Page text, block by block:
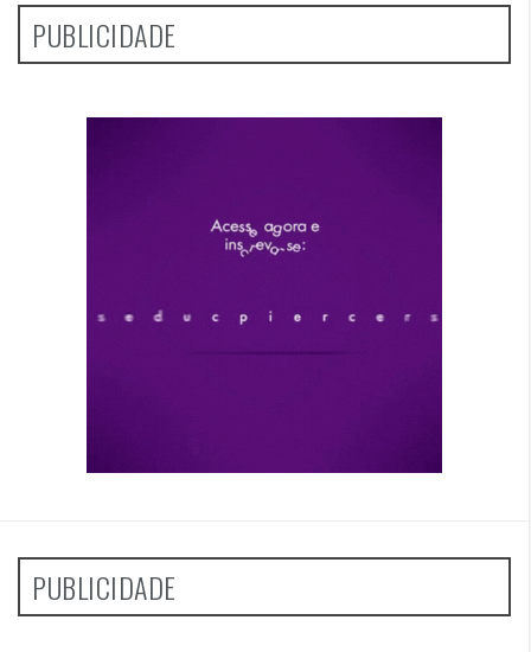
PUBLICIDADE
PUBLICIDADE